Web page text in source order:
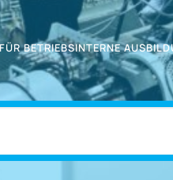
BETRIEBSINTERNE